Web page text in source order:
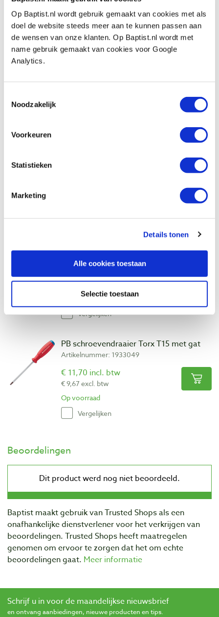
Op Baptist.nl wordt gebruik gemaakt van cookies met als
doel de website steeds meer aan te kunnen passen aan
de wensen van onze klanten. Op Baptist.nl wordt met
name gebruik gemaakt van cookies voor Google
Analytics.
Noodzakelijk
Voorkeuren
Statistieken
Marketing
Details tonen
Alle cookies toestaan
Selectie toestaan
Kopvorm:
platkop 75°
Aandrijving: TX-drive
Bitmaat:TX-15
Schroef diameter:Ø 4.0 mm
Schroeflengte:
schroefdraad
Geschikt voor:
splijten en barsten.
€ 0,87 excl. btw
Op voorraad
Vergelijken
PB schroevendraaier Torx T15 met gat
Artikelnummer: 1933049
€ 11,70 incl. btw
€ 9,67 excl. btw
Op voorraad
Vergelijken
Beoordelingen
Baptist maakt gebruik van Trusted Shops als een
onafhankelijke dienstverlener voor het verkrijgen van
beoordelingen. Trusted Shops heeft maatregelen
genomen om ervoor te zorgen dat het om echte
beoordelingen gaat. Meer informatie
Schrijf u in voor de maandelijkse nieuwsbrief
en ontvang aanbiedingen, nieuwe producten en tips.